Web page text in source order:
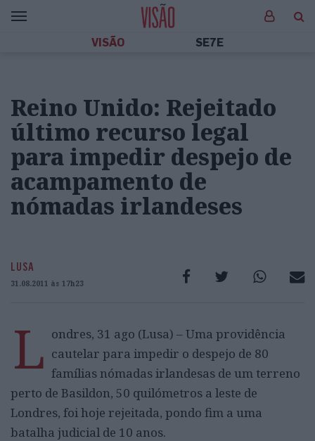
VISÃO SE7E
Reino Unido: Rejeitado
último recurso legal
para impedir despejo de
acampamento de
nómadas irlandeses
LUSA
31.08.2011 às 17h23
L ondres, 31 ago (Lusa) – Uma providência
cautelar para impedir o despejo de 80
famílias nómadas irlandesas de um terreno
perto de Basildon, 50 quilómetros a leste de
Londres, foi hoje rejeitada, pondo fim a uma
batalha judicial de 10 anos.